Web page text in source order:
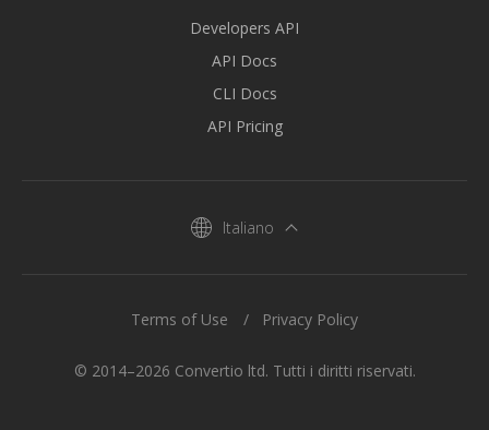
Developers API
API Docs
CLI Docs
API Pricing
Italiano
© 2014–2026 Convertio ltd. Tutti i diritti riservati.
Terms of Use Privacy Policy